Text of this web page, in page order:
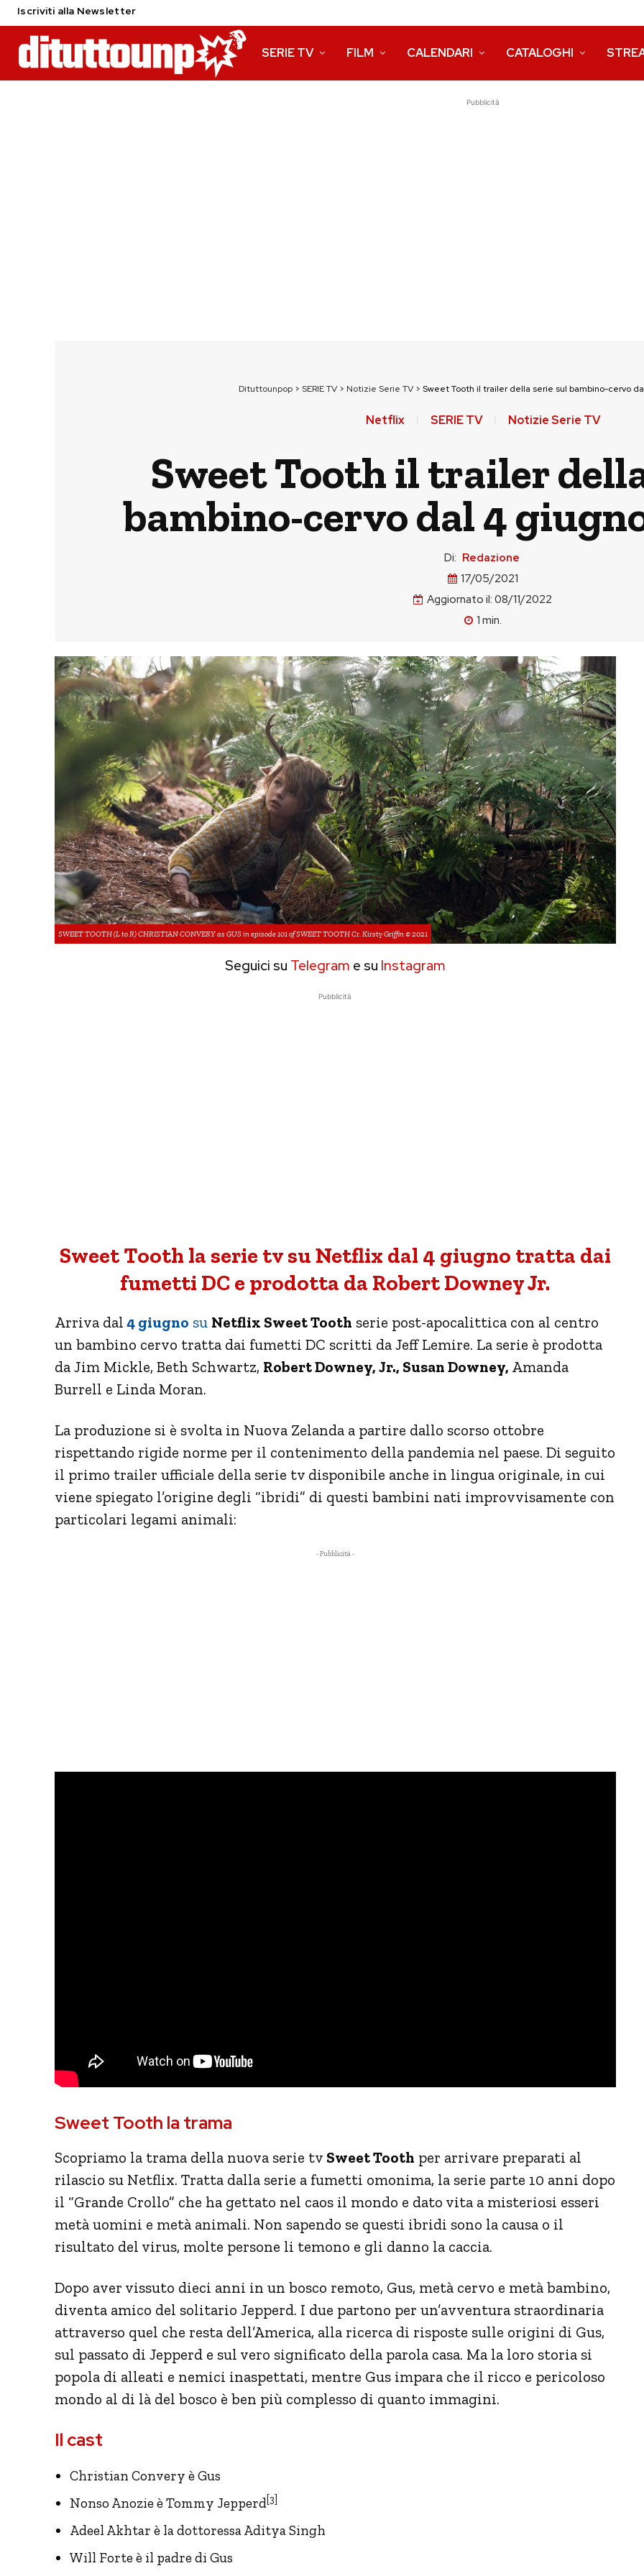
Iscriviti alla Newsletter
SERIE TV FILM CALENDARI CATALOGHI
Pubblicità
Dituttounpop > SERIE TV > Notizie Serie TV > Sweet Tooth il trailer della serie sul bambino-cervo
Netflix SERIE TV Notizie Serie TV
Sweet Tooth il trailer
bambino-cervo dal 4
Di: Redazione
17/05/2021
Aggiornato il: 08/11/2022
1 min.
SWEET TOOTH (L to R) CHRISTIAN CONVERY as GUS in episode 101 of SWEET TOOTH Cr. Kirsty Griffin © 2021
Seguici su Telegram e su Instagram
Pubblicità
Sweet Tooth la serie tv su Netflix dal 4 giugno tratta dai
fumetti DC e prodotta da Robert Downey Jr.
Arriva dal 4 giugno su Netflix Sweet Tooth serie post-apocalittica con al centro
un bambino cervo tratta dai fumetti DC scritti da Jeff Lemire. La serie è prodotta
da Jim Mickle, Beth Schwartz, Robert Downey, Jr., Susan Downey, Amanda
Burrell e Linda Moran.
La produzione si è svolta in Nuova Zelanda a partire dallo scorso ottobre
rispettando rigide norme per il contenimento della pandemia nel paese. Di seguito
il primo trailer ufficiale della serie tv disponibile anche in lingua originale, in cui
viene spiegato l’origine degli “ibridi” di questi bambini nati improvvisamente con
particolari legami animali:
- Pubblicità -
Sweet Tooth la trama
Scopriamo la trama della nuova serie tv Sweet Tooth per arrivare preparati al
rilascio su Netflix. Tratta dalla serie a fumetti omonima, la serie parte 10 anni dopo
il “Grande Crollo” che ha gettato nel caos il mondo e dato vita a misteriosi esseri
metà uomini e metà animali. Non sapendo se questi ibridi sono la causa o il
risultato del virus, molte persone li temono e gli danno la caccia.
Dopo aver vissuto dieci anni in un bosco remoto, Gus, metà cervo e metà bambino,
diventa amico del solitario Jepperd. I due partono per un’avventura straordinaria
attraverso quel che resta dell’America, alla ricerca di risposte sulle origini di Gus,
sul passato di Jepperd e sul vero significato della parola casa. Ma la loro storia si
popola di alleati e nemici inaspettati, mentre Gus impara che il ricco e pericoloso
mondo al di là del bosco è ben più complesso di quanto immagini.
Il cast
Christian Convery è Gus
Nonso Anozie è Tommy Jepperd [3]
Adeel Akhtar è la dottoressa Aditya Singh
Will Forte è il padre di Gus